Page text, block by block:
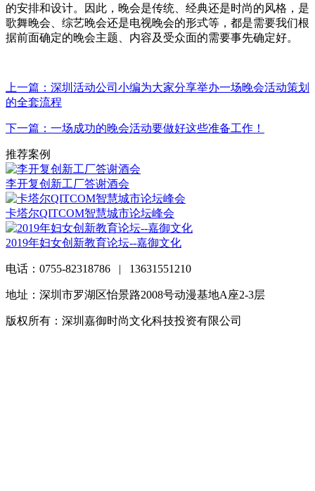
的安排和设计。因此，晚会是传统、经典还是时尚的风格，是
歌舞晚会、综艺晚会还是电视晚会的形式等，都是需要我们根
据前面确定的晚会主题、内容及受众面的需要事先确定好。
上一篇：深圳活动公司小编为大家分享举办一场晚会活动策划
的全套流程
下一篇：一场成功的晚会活动要做好这些准备工作！
推荐案例
李开复创新工厂答谢酒会
卡塔尔QITCOM智慧城市论坛峰会
2019年妇女创新教育论坛--嘉御文化
电话：0755-82318786 | 13631551210
地址：深圳市罗湖区怡景路2008号动漫基地A座2-3层
版权所有：深圳嘉御时尚文化科技投资有限公司